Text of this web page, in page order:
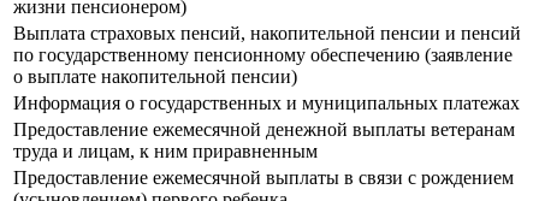
жизни пенсионером)
Выплата страховых пенсий, накопительной пенсии и пенсий
по государственному пенсионному обеспечению (заявление
о выплате накопительной пенсии)
Информация о государственных и муниципальных платежах
Предоставление ежемесячной денежной выплаты ветеранам
труда и лицам, к ним приравненным
Предоставление ежемесячной выплаты в связи с рождением